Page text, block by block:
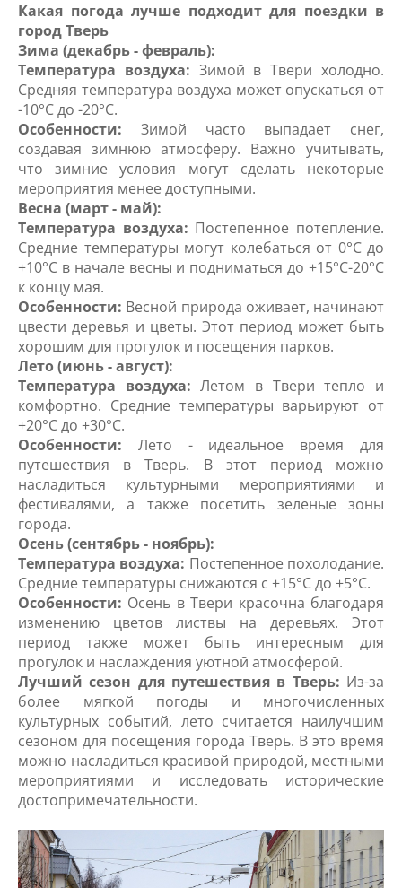
Какая погода лучше подходит для поездки в
город Тверь
Зима (декабрь - февраль):
Температура воздуха: Зимой в Твери холодно.
Средняя температура воздуха может опускаться от
-10°C до -20°C.
Особенности: Зимой часто выпадает снег,
создавая зимнюю атмосферу. Важно учитывать,
что зимние условия могут сделать некоторые
мероприятия менее доступными.
Весна (март - май):
Температура воздуха: Постепенное потепление.
Средние температуры могут колебаться от 0°C до
+10°C в начале весны и подниматься до +15°C-20°C
к концу мая.
Особенности: Весной природа оживает, начинают
цвести деревья и цветы. Этот период может быть
хорошим для прогулок и посещения парков.
Лето (июнь - август):
Температура воздуха: Летом в Твери тепло и
комфортно. Средние температуры варьируют от
+20°C до +30°C.
Особенности: Лето - идеальное время для
путешествия в Тверь. В этот период можно
насладиться культурными мероприятиями и
фестивалями, а также посетить зеленые зоны
города.
Осень (сентябрь - ноябрь):
Температура воздуха: Постепенное похолодание.
Средние температуры снижаются с +15°C до +5°C.
Особенности: Осень в Твери красочна благодаря
изменению цветов листвы на деревьях. Этот
период также может быть интересным для
прогулок и наслаждения уютной атмосферой.
Лучший сезон для путешествия в Тверь: Из-за
более мягкой погоды и многочисленных
культурных событий, лето считается наилучшим
сезоном для посещения города Тверь. В это время
можно насладиться красивой природой, местными
мероприятиями и исследовать исторические
достопримечательности.